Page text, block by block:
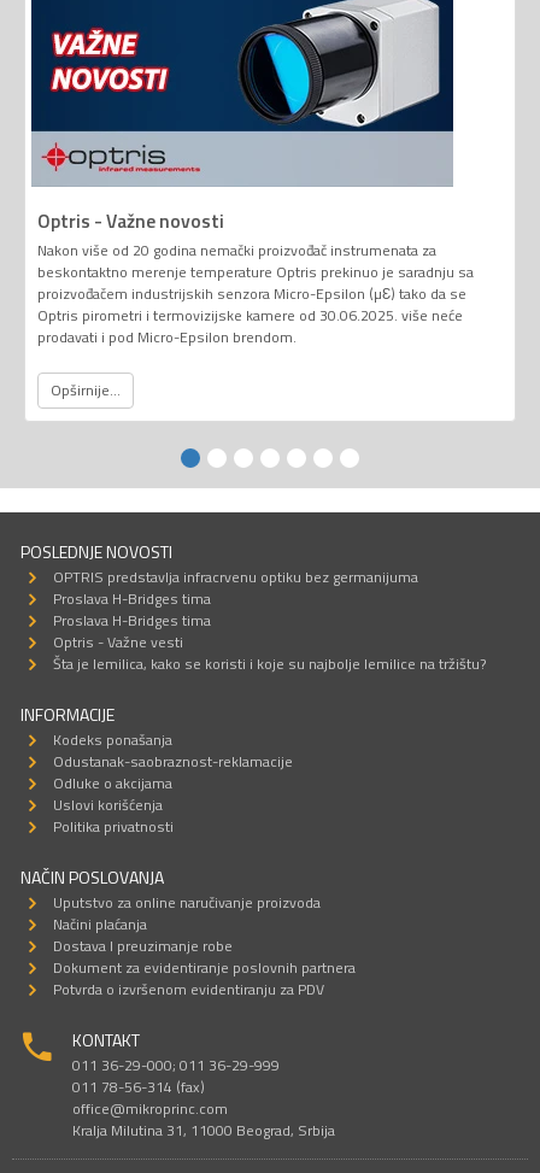
Optris - Važne novosti
Nakon više od 20 godina nemački proizvođač instrumenata za
beskontaktno merenje temperature Optris prekinuo je saradnju sa
proizvođačem industrijskih senzora Micro-Epsilon (µƐ) tako da se
Optris pirometri i termovizijske kamere od 30.06.2025. više neće
prodavati i pod Micro-Epsilon brendom.
Opširnije...
POSLEDNJE NOVOSTI
OPTRIS predstavlja infracrvenu optiku bez germanijuma
Proslava H-Bridges tima
Proslava H-Bridges tima
Optris - Važne vesti
Šta je lemilica, kako se koristi i koje su najbolje lemilice na tržištu?
INFORMACIJE
Kodeks ponašanja
Odustanak-saobraznost-reklamacije
Odluke o akcijama
Uslovi korišćenja
Politika privatnosti
NAČIN POSLOVANJA
Uputstvo za online naručivanje proizvoda
Načini plaćanja
Dostava I preuzimanje robe
Dokument za evidentiranje poslovnih partnera
Potvrda o izvršenom evidentiranju za PDV
KONTAKT
011 36-29-000; 011 36-29-999
011 78-56-314 (fax)
office@mikroprinc.com
Kralja Milutina 31, 11000 Beograd, Srbija